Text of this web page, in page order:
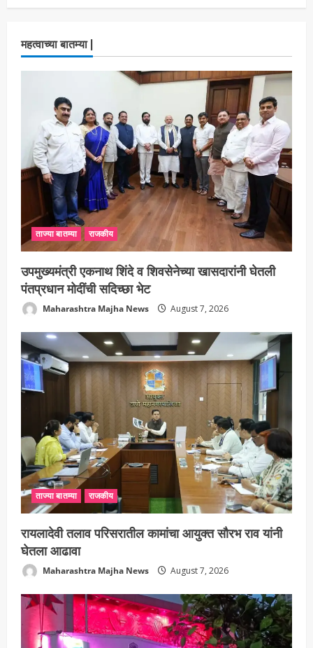
महत्वाच्या बातम्या |
ताज्या बातम्या राजकीय
उपमुख्यमंत्री एकनाथ शिंदे व शिवसेनेच्या खासदारांनी घेतली
पंतप्रधान मोदींची सदिच्छा भेट
Maharashtra Majha News August 7, 2026
ताज्या बातम्या राजकीय
रायलादेवी तलाव परिसरातील कामांचा आयुक्त सौरभ राव यांनी
घेतला आढावा
Maharashtra Majha News August 7, 2026